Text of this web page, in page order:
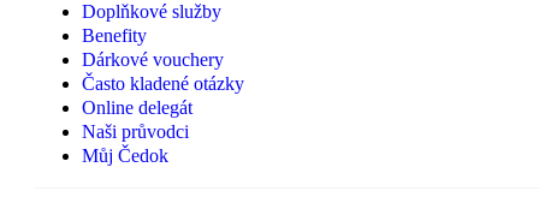
Doplňkové služby
Benefity
Dárkové vouchery
Často kladené otázky
Online delegát
Naši průvodci
Můj Čedok